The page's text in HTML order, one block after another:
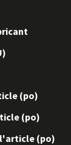
(po)
(po)
(po)